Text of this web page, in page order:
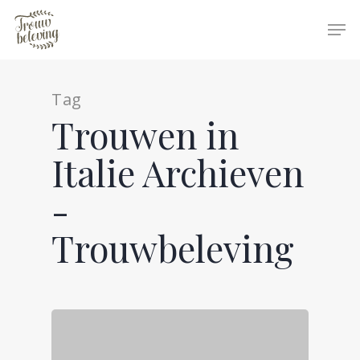
Hit enter to search or ESC to close
Tag
Trouwen in
Italie Archieven
-
Trouwbeleving